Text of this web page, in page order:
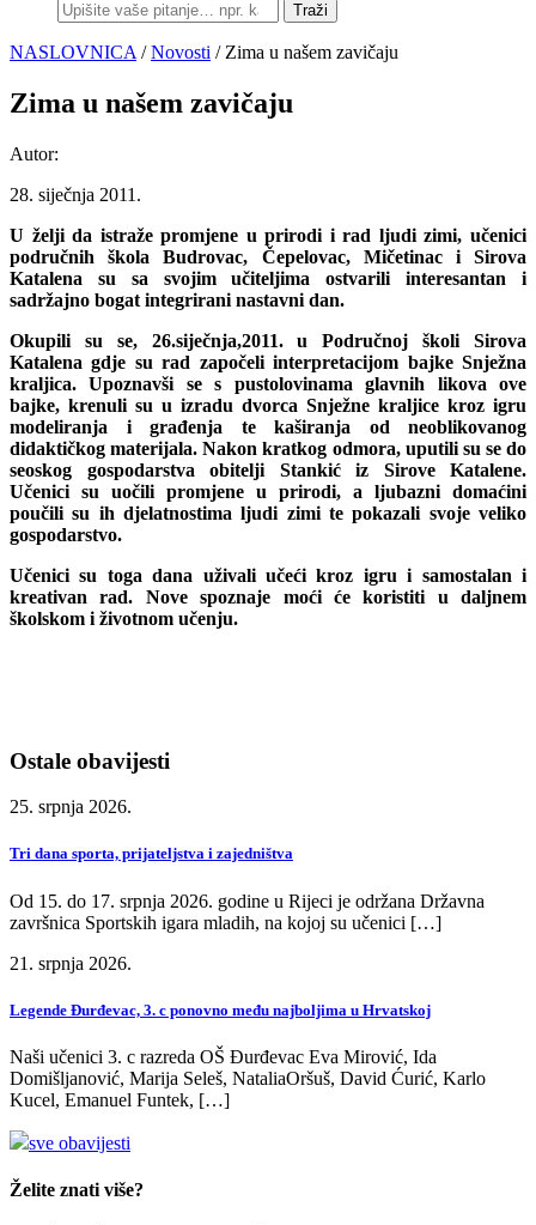
Traži
NASLOVNICA /Novosti / Zima u našem zavičaju
Zima u našem zavičaju
Autor:
28. siječnja 2011.
U želji da istraže promjene u prirodi i rad ljudi zimi, učenici
područnih škola Budrovac, Čepelovac, Mičetinac i Sirova
Katalena su sa svojim učiteljima ostvarili interesantan i
sadržajno bogat integrirani nastavni dan.
Okupili su se, 26.siječnja,2011. u Područnoj školi Sirova
Katalena gdje su rad započeli interpretacijom bajke Snježna
kraljica. Upoznavši se s pustolovinama glavnih likova ove
bajke, krenuli su u izradu dvorca Snježne kraljice kroz igru
modeliranja i građenja te kaširanja od neoblikovanog
didaktičkog materijala. Nakon kratkog odmora, uputili su se do
seoskog gospodarstva obitelji Stankić iz Sirove Katalene.
Učenici su uočili promjene u prirodi, a ljubazni domaćini
poučili su ih djelatnostima ljudi zimi te pokazali svoje veliko
gospodarstvo.
Učenici su toga dana uživali učeći kroz igru i samostalan i
kreativan rad. Nove spoznaje moći će koristiti u daljnem
školskom i životnom učenju.
Ostale obavijesti
25. srpnja 2026.
Tri dana sporta, prijateljstva i zajedništva
Od 15. do 17. srpnja 2026. godine u Rijeci je održana Državna
završnica Sportskih igara mladih, na kojoj su učenici […]
21. srpnja 2026.
Legende Đurđevac, 3. c ponovno među najboljima u Hrvatskoj
Naši učenici 3. c razreda OŠ Đurđevac Eva Mirović, Ida
Domišljanović, Marija Seleš, NataliaOršuš, David Ćurić, Karlo
Kucel, Emanuel Funtek, […]
sve obavijesti
Želite znati više?